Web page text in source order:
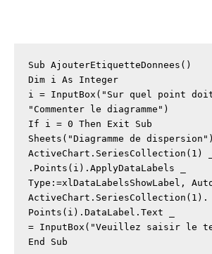
Sub AjouterEtiquetteDonnees()
Dim i As Integer
i = InputBox("Sur quel point
"Commenter le diagramme")
If i = 0 Then Exit Sub
Sheets("Diagramme de
ActiveChart.SeriesCollection(1) _
.Points(i).ApplyDataLabels _
Type:=xlDataLabelsShowLabel,
ActiveChart.SeriesCollection(1).
Points(i).DataLabel.Text _
= InputBox("Veuillez saisir le
End Sub